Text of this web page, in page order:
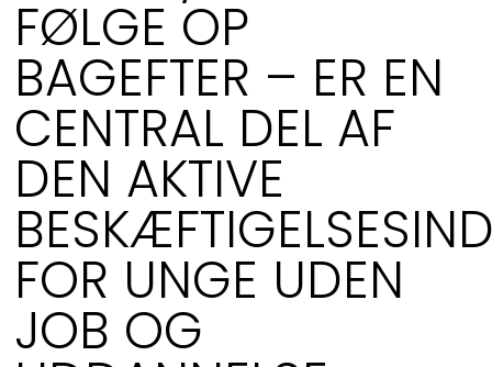
FØLGE OP
BAGEFTER – ER EN
CENTRAL DEL AF
DEN AKTIVE
FOR UNGE UDEN
JOB OG